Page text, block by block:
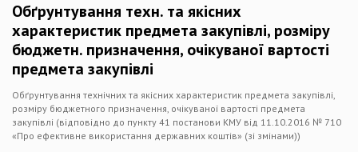
Обґрунтування техн. та якісних
характеристик предмета закупівлі, розміру
бюджетн. призначення, очікуваної вартості
предмета закупівлі
Обґрунтування технічних та якісних характеристик предмета закупівлі,
розміру бюджетного призначення, очікуваної вартості предмета
закупівлі (відповідно до пункту 41 постанови КМУ від 11.10.2016 № 710
«Про ефективне використання державних коштів» (зі змінами))